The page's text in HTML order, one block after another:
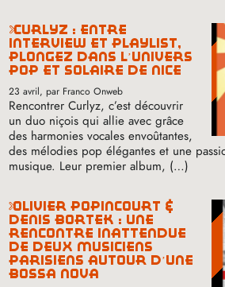
curlyz : entre
interview et playlist,
plongez dans l’univers
pop et solaire de nice
23 avril, par Franco Onweb
Rencontrer Curlyz, c’est découvrir
un duo niçois qui allie avec grâce
des harmonies vocales envoûtantes,
des mélodies pop élégantes et une
musique. Leur premier album, (…)
olivier popincourt &
denis bortek : une
rencontre inattendue
de deux musiciens
parisiens autour d’une
bossa nova